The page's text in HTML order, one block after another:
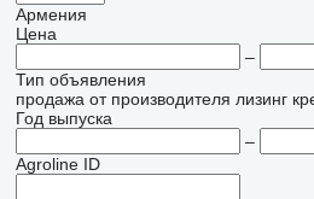
Армения
Цена
–
Тип объявления
продажа от производителя лизинг
Год выпуска
–
Agroline ID